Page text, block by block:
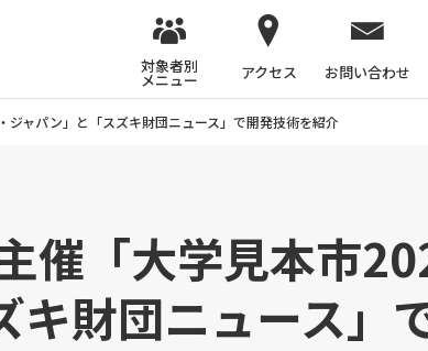
対象者別
メニュー アクセス お問い合わせ
ャパン」と「スズキ財団ニュース」で開発技術を紹介
催「大学見本市
財団ニュース」